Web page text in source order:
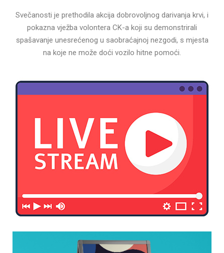
Svečanosti je prethodila akcija dobrovoljnog darivanja krvi, i
pokazna vježba volontera CK-a koji su demonstrirali
spašavanje unesrećenog u saobraćajnoj nezgodi, s mjesta
na koje ne može doći vozilo hitne pomoći.